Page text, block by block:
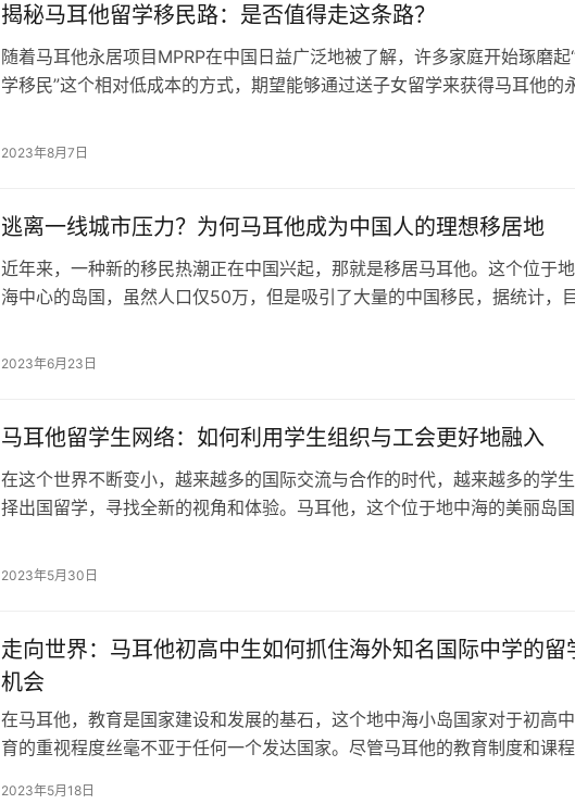
揭秘马耳他留学移民路：是否值得走这条路？
随着马耳他永居项目MPRP在中国日益广泛地被了解，许多家庭开始琢磨起
学移民”这个相对低成本的方式，期望能够通过送子女留学来获得马耳他的
母陪读”，听起来很美好，然而事实却是：马耳他并没有所谓的“陪读签证”。
2023年8月7日
逃离一线城市压力？为何马耳他成为中国人的理想移居地
近年来，一种新的移民热潮正在中国兴起，那就是移居马耳他。这个位于
海中心的岛国，虽然人口仅50万，但是吸引了大量的中国移民，据统计，
吸引如此多的中国人选择移居呢？ 1. 生活成本低廉 与中国的一线城市相比
2023年6月23日
马耳他留学生网络：如何利用学生组织与工会更好地融入
在这个世界不断变小，越来越多的国际交流与合作的时代，越来越多的学
择出国留学，寻找全新的视角和体验。马耳他，这个位于地中海的美丽岛国
力于帮助国际学生融入马耳他社会，提供各种服务和支持。让我们一起来了
2023年5月30日
走向世界：马耳他初高中生如何抓住海外知名国际中学的留
机会
在马耳他，教育是国家建设和发展的基石，这个地中海小岛国家对于初高
育的重视程度丝毫不亚于任何一个发达国家。尽管马耳他的教育制度和课程
2023年5月18日